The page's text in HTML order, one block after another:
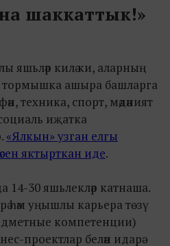
шаккаттык!»
яшьләр килә ки, аларның
тормышка ашыра башларга
техника, спорт, мәдәният
социаль иҗатка
«Ялкын» узган елгы
яктырткан иде.
14-30 яшьлекләр катнаша.
һәм уңышлы карьера төзү
компетенции)
проектлар белән идарә